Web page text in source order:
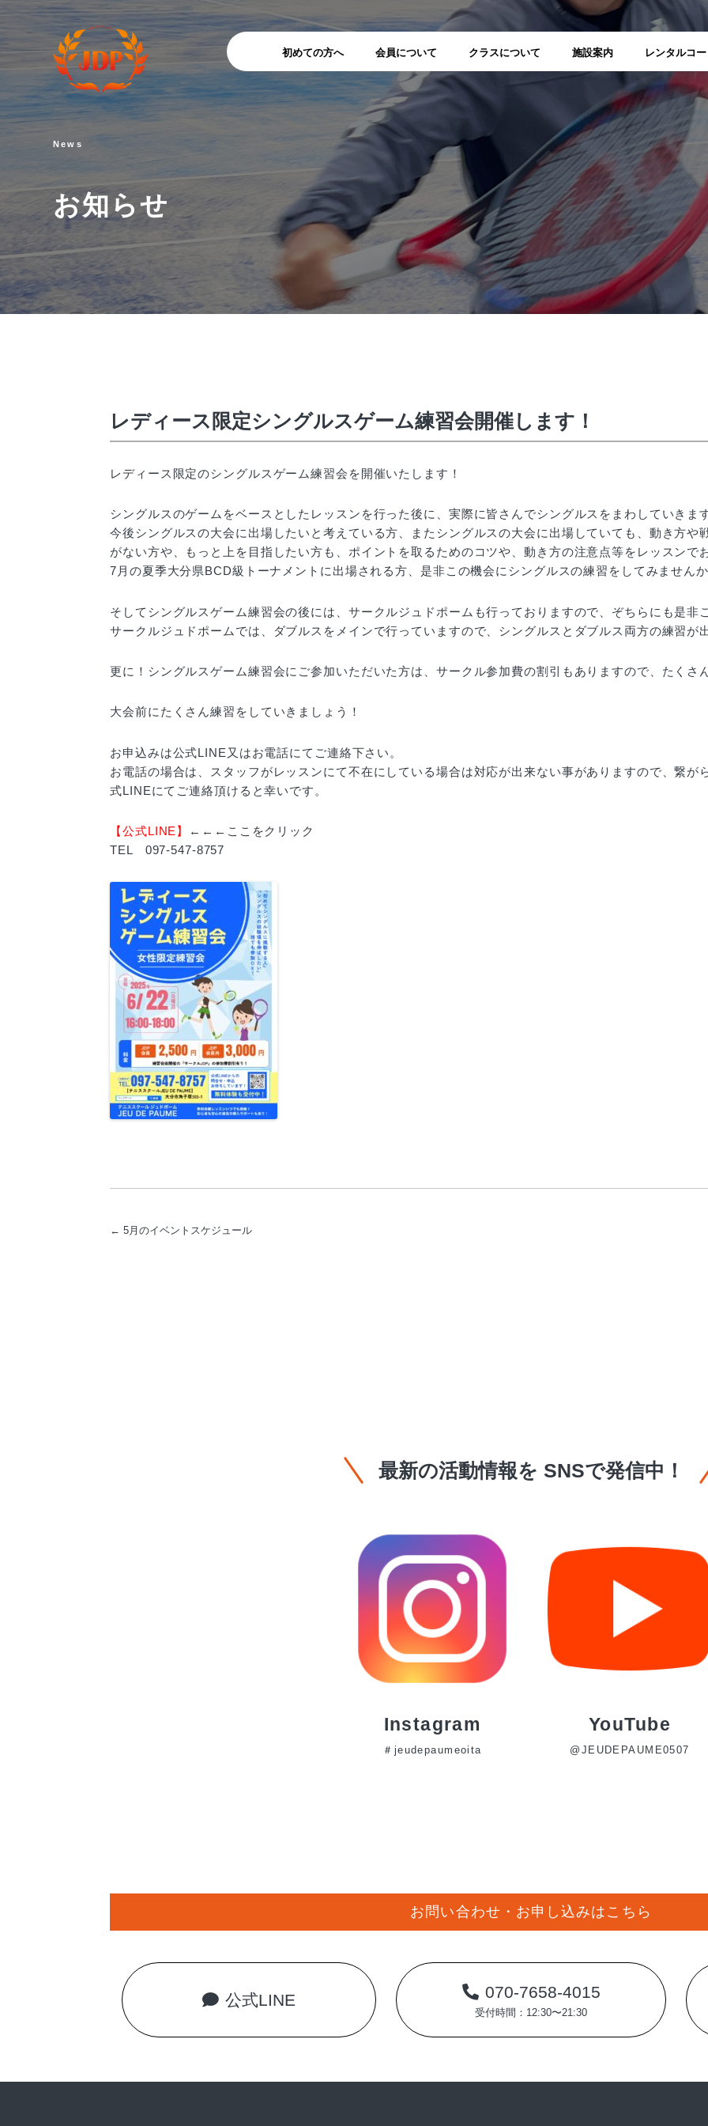
初めての方へ 会員について クラスについて 施設案内 レンタルコー
News
お知らせ
レディース限定シングルスゲーム練習会開催します！
レディース限定のシングルスゲーム練習会を開催いたします！
シングルスのゲームをベースとしたレッスンを行った後に、実際に皆さんでシングルスをまわしていきま
今後シングルスの大会に出場したいと考えている方、またシングルスの大会に出場していても、動き方や
がない方や、もっと上を目指したい方も、ポイントを取るためのコツや、動き方の注意点等をレッスンで
7月の夏季大分県BCD級トーナメントに出場される方、是非この機会にシングルスの練習をしてみませんか
そしてシングルスゲーム練習会の後には、サークルジュドポームも行っておりますので、ぞちらにも是非
サークルジュドポームでは、ダブルスをメインで行っていますので、シングルスとダブルス両方の練習が
更に！シングルスゲーム練習会にご参加いただいた方は、サークル参加費の割引もありますので、たくさ
大会前にたくさん練習をしていきましょう！
お申込みは公式LINE又はお電話にてご連絡下さい。
お電話の場合は、スタッフがレッスンにて不在にしている場合は対応が出来ない事がありますので、繋が
式LINEにてご連絡頂けると幸いです。
【公式LINE】
←←←ここをクリック
TEL 097-547-8757
← 5月のイベントスケジュール
最新の活動情報を SNSで発信中！
Instagram
＃jeudepaumeoita
YouTube
@JEUDEPAUME0507
お問い合わせ・お申し込みはこちら
公式LINE 070-7658-4015
受付時間：12:30〜21:30